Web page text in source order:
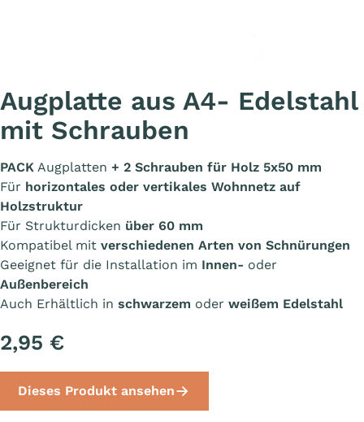
Augplatte aus A4- Edelstahl
mit Schrauben
PACK Augplatten + 2 Schrauben für Holz 5x50 mm
Für horizontales oder vertikales Wohnnetz auf
Holzstruktur
Für Strukturdicken über 60 mm
Kompatibel mit verschiedenen Arten von Schnürungen
Geeignet für die Installation im Innen- oder
Außenbereich
Auch Erhältlich in schwarzem oder weißem Edelstahl
2,95 €
Dieses Produkt ansehen